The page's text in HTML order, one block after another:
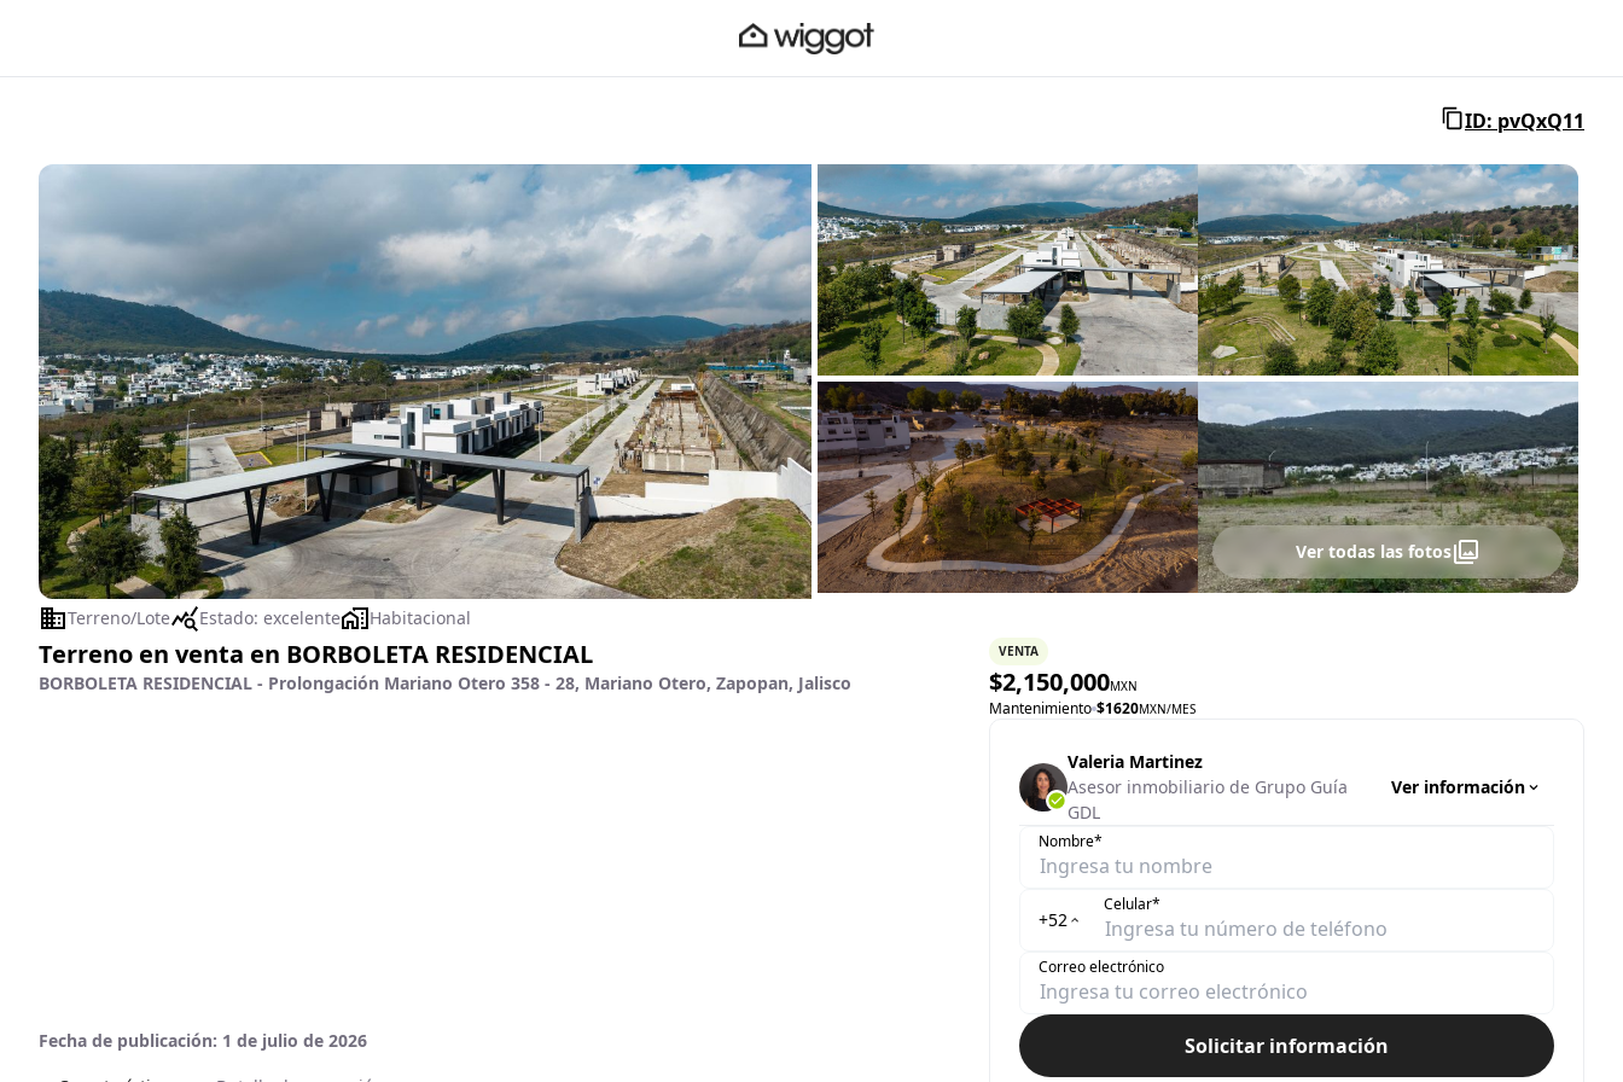
ID: pvQxQ11
Ver todas las fotos
Terreno/Lote Estado: excelente Habitacional
Terreno en venta en BORBOLETA RESIDENCIAL
BORBOLETA RESIDENCIAL - Prolongación Mariano Otero 358 - 28, Mariano Otero, Zapopan, Jalisco
Fecha de publicación: 1 de julio de 2026
VENTA
$2,150,000MXN
Mantenimiento $1620MXN/MES
Valeria Martinez
Asesor inmobiliario de Grupo Guía
GDL
Ver información
Nombre*
+52
Celular*
Correo electrónico
Solicitar información